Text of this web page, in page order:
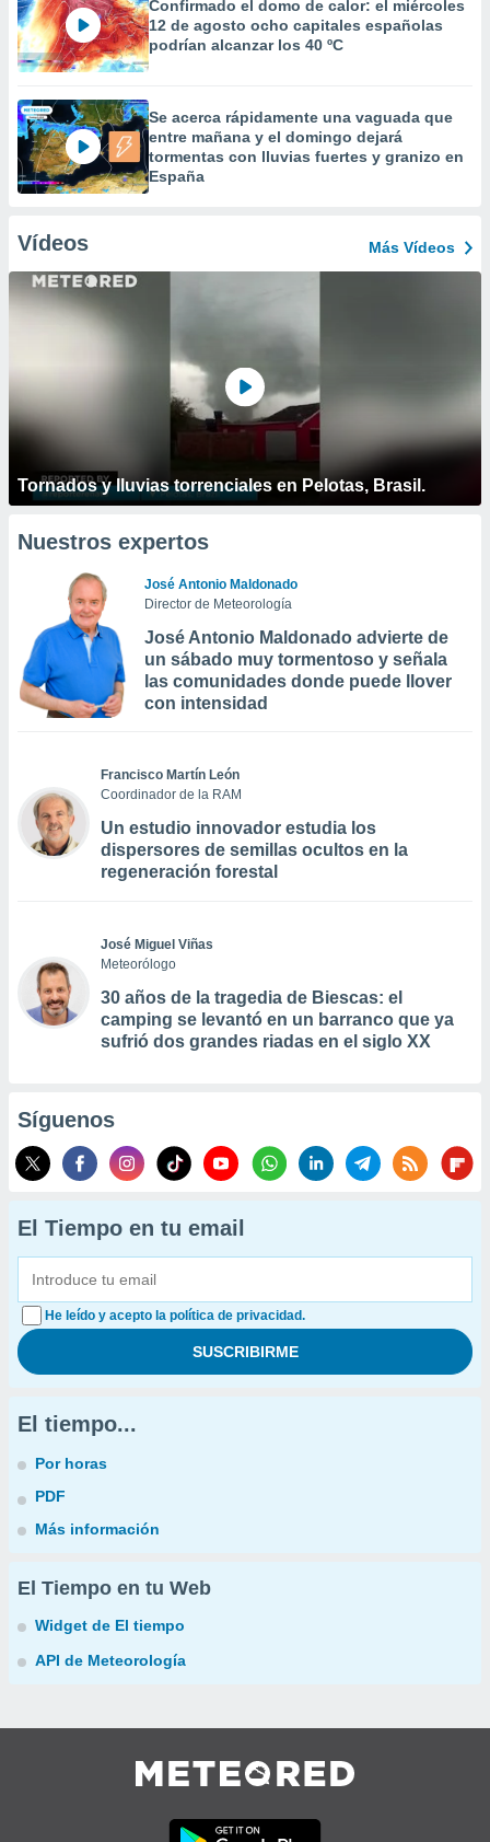
Confirmado el domo de calor: el miércoles
12 de agosto ocho capitales españolas
podrían alcanzar los 40 ºC
Se acerca rápidamente una vaguada que
entre mañana y el domingo dejará
tormentas con lluvias fuertes y granizo en
España
Vídeos Más Vídeos
Tornados y lluvias torrenciales en Pelotas, Brasil.
Nuestros expertos
José Antonio Maldonado
Director de Meteorología
José Antonio Maldonado advierte de
un sábado muy tormentoso y señala
las comunidades donde puede llover
con intensidad
Francisco Martín León
Coordinador de la RAM
Un estudio innovador estudia los
dispersores de semillas ocultos en la
regeneración forestal
José Miguel Viñas
Meteorólogo
30 años de la tragedia de Biescas: el
camping se levantó en un barranco que ya
sufrió dos grandes riadas en el siglo XX
Síguenos
El Tiempo en tu email
He leído y acepto la política de privacidad.
El tiempo...
Por horas
PDF
Más información
El Tiempo en tu Web
Widget de El tiempo
API de Meteorología